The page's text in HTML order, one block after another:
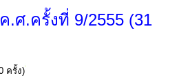
.ศ.ครั้งที่ 9/2555 (31
ครั้ง)